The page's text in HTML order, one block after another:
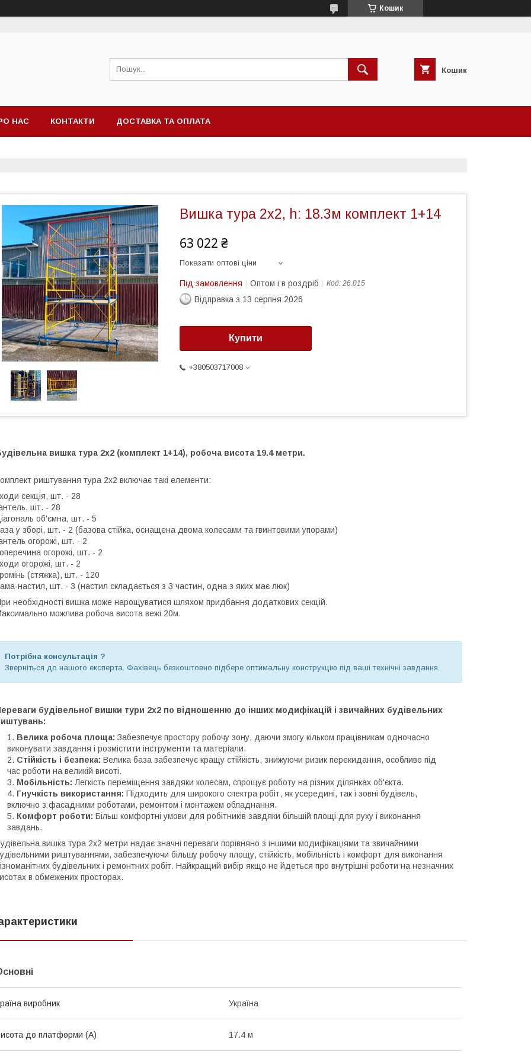
Кошик
Кошик
НАС КОНТАКТИ ДОСТАВКА ТА ОПЛАТА
Вишка тура 2х2, h: 18.3м комплект 1+14
63 022 ₴
Показати оптові ціни
Під замовлення Оптом і в роздріб Код: 26.015
Відправка з 13 серпня 2026
Купити
+380503717008
вишка тура 2х2 (комплект 1+14), робоча висота 19.4 метри.
риштування тура 2х2 включає такі елементи:
секція, шт. - 28
шт. - 28
об'ємна, шт. - 5
у зборі, шт. - 2 (базова стійка, оснащена двома колесами та гвинтовими упорами)
огорожі, шт. - 2
огорожі, шт. - 2
огорожі, шт. - 2
(стяжка), шт. - 120
настил, шт. - 3 (настил складається з 3 частин, одна з яких має люк)
необхідності вишка може нарощуватися шляхом придбання додаткових секцій.
можлива робоча висота вежі 20м.
Потрібна консультація ?
Зверніться до нашого експерта. Фахівець безкоштовно підбере оптимальну конструкцію під ваші технічні завдання.
будівельної вишки тури 2х2 по відношенню до інших модифікацій і звичайних будівельних
Велика робоча площа: Забезпечує простору робочу зону, даючи змогу кільком працівникам одночасно
виконувати завдання і розмістити інструменти та матеріали.
Стійкість і безпека: Велика база забезпечує кращу стійкість, знижуючи ризик перекидання, особливо під
час роботи на великій висоті.
Мобільність: Легкість переміщення завдяки колесам, спрощує роботу на різних ділянках об'єкта.
Гнучкість використання: Підходить для широкого спектра робіт, як усередині, так і зовні будівель,
включно з фасадними роботами, ремонтом і монтажем обладнання.
Комфорт роботи: Більш комфортні умови для робітників завдяки більшій площі для руху і виконання
завдань.
вишка тура 2х2 метри надає значні переваги порівняно з іншими модифікаціями та звичайними
риштуваннями, забезпечуючи більшу робочу площу, стійкість, мобільність і комфорт для виконання
будівельних і ремонтних робіт. Найкращий вибір якщо не йдеться про внутрішні роботи на незначних
в обмежених просторах.
виробник Україна
до платформи (А) 17.4 м